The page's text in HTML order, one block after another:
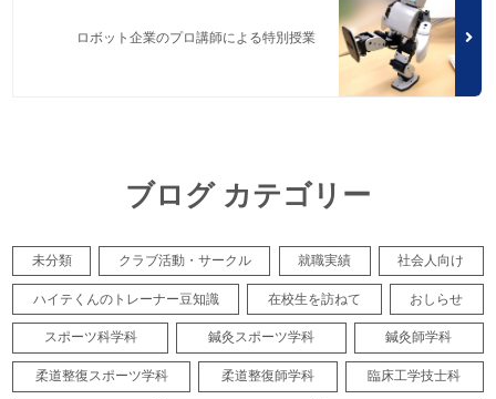
ロボット企業のプロ講師による特別授業
ブログ カテゴリー
未分類 クラブ活動・サークル 就職実績 社会人向け
ハイテくんのトレーナー豆知識 在校生を訪ねて おしらせ
スポーツ科学科 鍼灸スポーツ学科 鍼灸師学科
柔道整復スポーツ学科 柔道整復師学科 臨床工学技士科